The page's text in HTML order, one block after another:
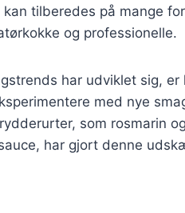
tilberedes på mange
og professionelle.
har udviklet sig,
med nye
som rosmarin
har gjort denne